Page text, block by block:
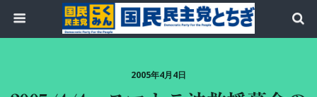
2005年4月4日